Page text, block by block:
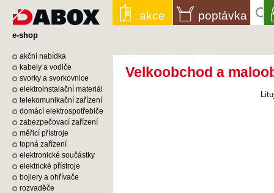
Velkoobchod a
e-shop
akční nabídka
kabely a vodiče
svorky a svorkovnice
elektroinstalační materiál
telekomunikační zařízení
domácí elektrospotřebiče
zabezpečovací zařízení
měřicí přístroje
topná zařízení
elektronické součástky
elektrické přístroje
bojlery a ohřívače
rozvaděče
akce poptávka